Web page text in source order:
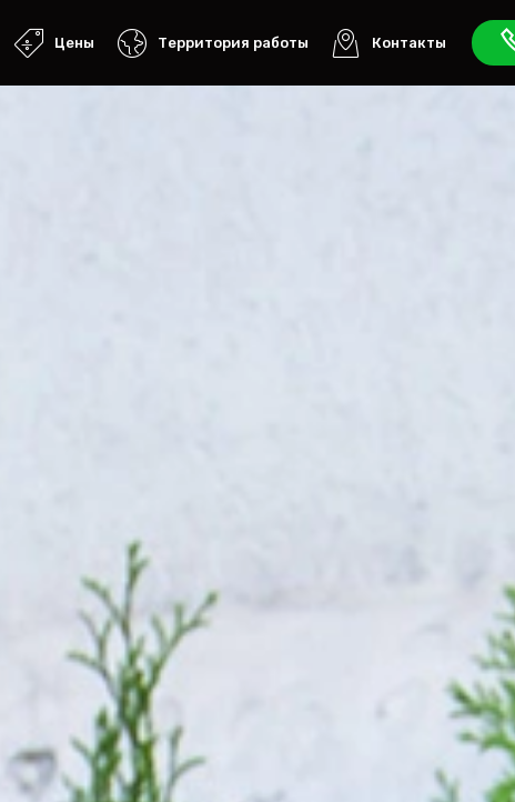
Цены Территория работы Контакты